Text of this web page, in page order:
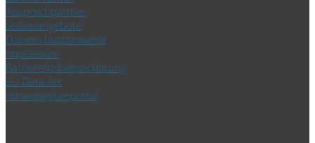
Ansprechpartner
Stellenangebote
Datenschutzhinweise
Impressum
Barrierefreiheitserklärung
EU Data Act
Hinweisgeberportal